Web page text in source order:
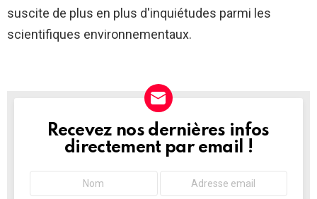
suscite de plus en plus d'inquiétudes parmi les
scientifiques environnementaux.
NEWSLETTER
Recevez nos dernières infos
directement par email !